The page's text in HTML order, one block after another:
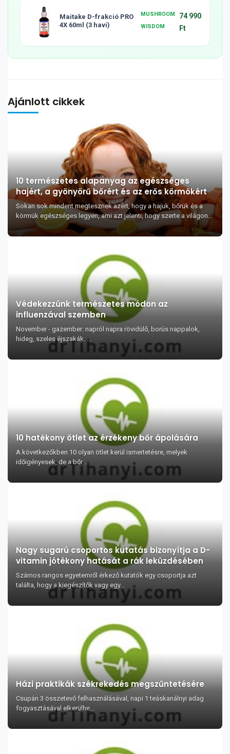
Maitake D-frakció PRO
4X 60ml (3 havi)
MUSHROOM
WISDOM
74 990
Ft
Ajánlott cikkek
10 természetes alapanyag az egészséges
hajért, a gyönyörű bőrért és az erős körmökért
Sokan sok mindent megtesznek azért, hogy a hajuk, bőrük és a
körmük egészséges legyen, ami azt jelenti, hogy szerte a világon
évente több millió dollárt köl...
Védekezzünk természetes módon az
influenzával szemben
November - gazember: napról napra rövidülő, borús nappalok,
hideg, szeles éjszakák. ...
10 hatékony ötlet az érzékeny bőr ápolására
A következőkben 10 olyan ötlet kerül ismertetésre, melyek
időigényesek, de a bőr ...
Nagy sugarú csoportos kutatás bizonyítja a D-
vitamin jótékony hatását a rák leküzdésében
Számos rangos egyetemről érkező kutatók egy csoportja azt
találta, hogy a kiegészítők vagy egy...
Házi praktikák székrekedés megszűntetésére
Csupán 3 összetevő felhasználásával, napi 1 teáskanálnyi adag
fogyasztásával elkerülhe...